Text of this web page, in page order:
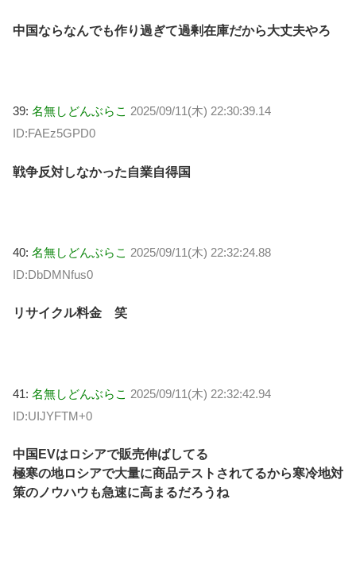
中国ならなんでも作り過ぎて過剰在庫だから大丈夫やろ
39: 名無しどんぶらこ 2025/09/11(木) 22:30:39.14
ID:FAEz5GPD0
戦争反対しなかった自業自得国
40: 名無しどんぶらこ 2025/09/11(木) 22:32:24.88
ID:DbDMNfus0
リサイクル料金 笑
41: 名無しどんぶらこ 2025/09/11(木) 22:32:42.94
ID:UIJYFTM+0
中国EVはロシアで販売伸ばしてる
極寒の地ロシアで大量に商品テストされてるから寒冷地対
策のノウハウも急速に高まるだろうね